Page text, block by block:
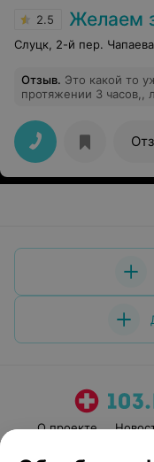
2.5 Желаем
Слуцк, 2-й пер.
Отзыв. Это какой то
протяжении 3 часов,,
О проекте